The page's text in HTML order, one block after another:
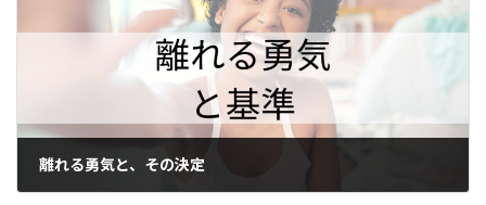
離れる勇気と、その決定